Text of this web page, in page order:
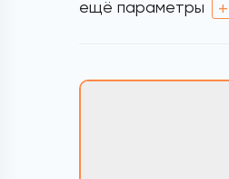
ещё параметры +